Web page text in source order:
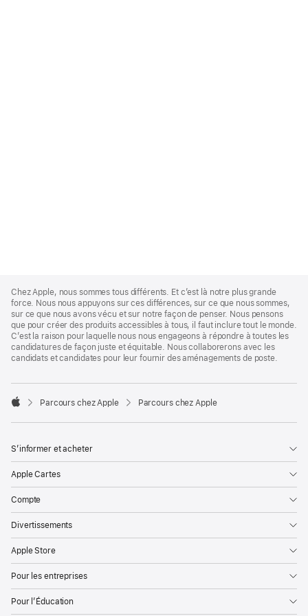
Footer
Chez Apple, nous sommes tous différents. Et c’est là notre plus grande
force. Nous nous appuyons sur ces différences, sur ce que nous sommes,
sur ce que nous avons vécu et sur notre façon de penser. Nous pensons
que pour créer des produits accessibles à tous, il faut inclure tout le monde.
C’est la raison pour laquelle nous nous engageons à répondre à toutes les
candidatures de façon juste et équitable. Nous collaborerons avec les
candidats et candidates pour leur fournir des aménagements de poste.

Parcours chez Apple Parcours chez Apple
S’informer et acheter
Apple Cartes
Compte
Divertissements
Apple Store
Pour les entreprises
Pour l’Éducation